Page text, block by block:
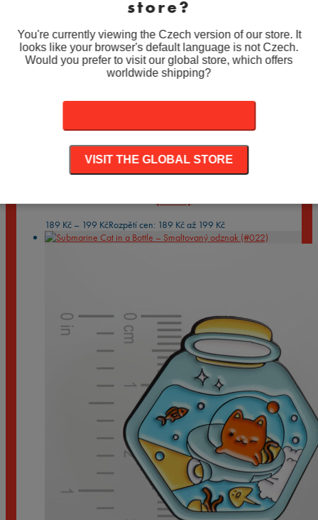
Prozkoumejte naši rozmanitou kolekci a najděte si ten pravý
odznak pro vás a vaše blízké.
Balení Vyčistit
Množství
PŘIDAT DO KOŠÍKU
Související produkty
(#021)
189 Kč – 199 KčRozpětí cen: 189 Kč až 199 Kč
store?
You're currently viewing the Czech version of our store. It
looks like your browser's default language is not Czech.
Would you prefer to visit our global store, which offers
worldwide shipping?
VISIT THE GLOBAL STORE